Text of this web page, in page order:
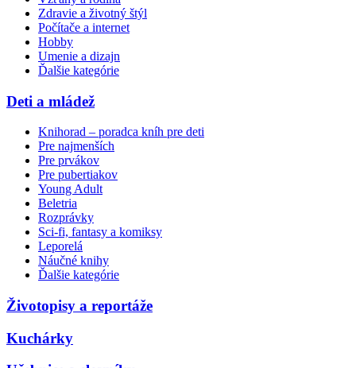
Zdravie a životný štýl
Počítače a internet
Hobby
Umenie a dizajn
Ďalšie kategórie
Deti a mládež
Knihorad – poradca kníh pre deti
Pre najmenších
Pre prvákov
Pre pubertiakov
Young Adult
Beletria
Rozprávky
Sci-fi, fantasy a komiksy
Leporelá
Náučné knihy
Ďalšie kategórie
Životopisy a reportáže
Kuchárky